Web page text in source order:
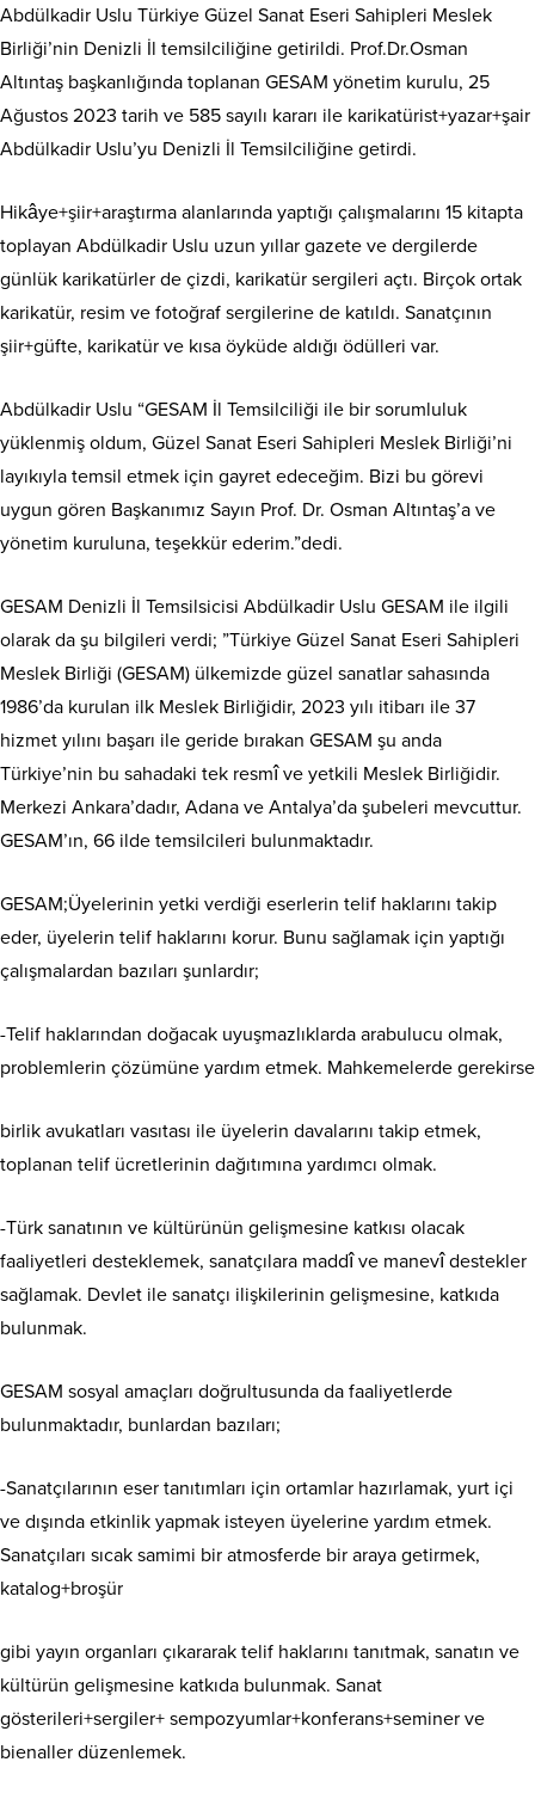
Abdülkadir Uslu Türkiye Güzel Sanat Eseri Sahipleri Meslek
Birliği’nin Denizli İl temsilciliğine getirildi. Prof.Dr.Osman
Altıntaş başkanlığında toplanan GESAM yönetim kurulu, 25
Ağustos 2023 tarih ve 585 sayılı kararı ile karikatürist+yazar+şair
Abdülkadir Uslu’yu Denizli İl Temsilciliğine getirdi.
Hikâye+şiir+araştırma alanlarında yaptığı çalışmalarını 15 kitapta
toplayan Abdülkadir Uslu uzun yıllar gazete ve dergilerde
günlük karikatürler de çizdi, karikatür sergileri açtı. Birçok ortak
karikatür, resim ve fotoğraf sergilerine de katıldı. Sanatçının
şiir+güfte, karikatür ve kısa öyküde aldığı ödülleri var.
Abdülkadir Uslu “GESAM İl Temsilciliği ile bir sorumluluk
yüklenmiş oldum, Güzel Sanat Eseri Sahipleri Meslek Birliği’ni
layıkıyla temsil etmek için gayret edeceğim. Bizi bu görevi
uygun gören Başkanımız Sayın Prof. Dr. Osman Altıntaş’a ve
yönetim kuruluna, teşekkür ederim.”dedi.
GESAM Denizli İl Temsilsicisi Abdülkadir Uslu GESAM ile ilgili
olarak da şu bilgileri verdi; ”Türkiye Güzel Sanat Eseri Sahipleri
Meslek Birliği (GESAM) ülkemizde güzel sanatlar sahasında
1986’da kurulan ilk Meslek Birliğidir, 2023 yılı itibarı ile 37
hizmet yılını başarı ile geride bırakan GESAM şu anda
Türkiye’nin bu sahadaki tek resmî ve yetkili Meslek Birliğidir.
Merkezi Ankara’dadır, Adana ve Antalya’da şubeleri mevcuttur.
GESAM’ın, 66 ilde temsilcileri bulunmaktadır.
GESAM;Üyelerinin yetki verdiği eserlerin telif haklarını takip
eder, üyelerin telif haklarını korur. Bunu sağlamak için yaptığı
çalışmalardan bazıları şunlardır;
-Telif haklarından doğacak uyuşmazlıklarda arabulucu olmak,
problemlerin çözümüne yardım etmek. Mahkemelerde gerekirse
birlik avukatları vasıtası ile üyelerin davalarını takip etmek,
toplanan telif ücretlerinin dağıtımına yardımcı olmak.
-Türk sanatının ve kültürünün gelişmesine katkısı olacak
faaliyetleri desteklemek, sanatçılara maddî ve manevî destekler
sağlamak. Devlet ile sanatçı ilişkilerinin gelişmesine, katkıda
bulunmak.
GESAM sosyal amaçları doğrultusunda da faaliyetlerde
bulunmaktadır, bunlardan bazıları;
-Sanatçılarının eser tanıtımları için ortamlar hazırlamak, yurt içi
ve dışında etkinlik yapmak isteyen üyelerine yardım etmek.
Sanatçıları sıcak samimi bir atmosferde bir araya getirmek,
katalog+broşür
gibi yayın organları çıkararak telif haklarını tanıtmak, sanatın ve
kültürün gelişmesine katkıda bulunmak. Sanat
gösterileri+sergiler+ sempozyumlar+konferans+seminer ve
bienaller düzenlemek.